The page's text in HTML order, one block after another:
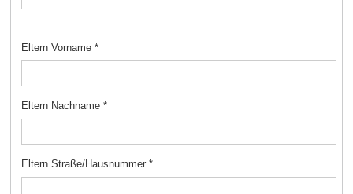
Eltern Vorname *
Eltern Nachname *
Eltern Straße/Hausnummer *